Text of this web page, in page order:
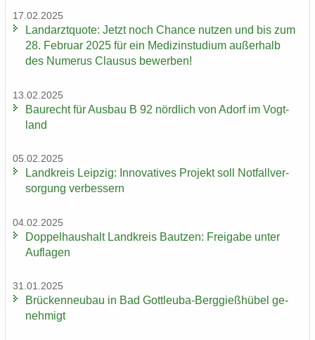
17.02.2025
Land­arzt­quo­te: Jetzt noch Chan­ce nut­zen und bis zum
28. Fe­bru­ar 2025 für ein Me­di­zin­stu­di­um au­ßer­halb
des Nu­me­rus Clau­sus be­wer­ben!
13.02.2025
Bau­recht für Aus­bau B 92 nörd­lich von Adorf im Vogt­
land
05.02.2025
Land­kreis Leip­zig: In­no­va­ti­ves Pro­jekt soll Not­fall­ver­
sor­gung ver­bes­sern
04.02.2025
Dop­pel­haus­halt Land­kreis Baut­zen: Frei­ga­be unter
Auf­la­gen
31.01.2025
Brü­cken­neu­bau in Bad Gottleuba-​Berggießhübel ge­
neh­migt